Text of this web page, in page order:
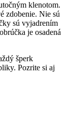
klenotom.
zdobenie. Nie sú
sú vyjadrením
je osadená
šperk
Pozrite si aj